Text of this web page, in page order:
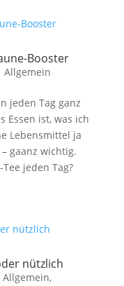
Booster
Allgemein
jeden Tag ganz
Essen ist, was ich
Lebensmittel ja
gaanz wichtig.
jeden Tag?
nützlich
Allgemein,